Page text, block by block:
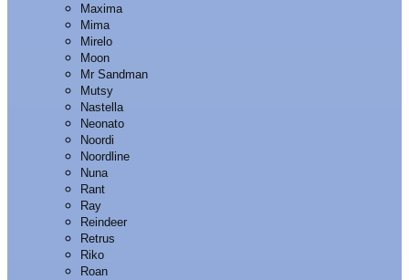
Maxima
Mima
Mirelo
Moon
Mr Sandman
Mutsy
Nastella
Neonato
Noordi
Noordline
Nuna
Rant
Ray
Reindeer
Retrus
Riko
Roan